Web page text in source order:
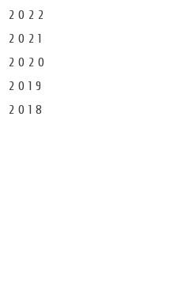
2022
2021
2020
2019
2018